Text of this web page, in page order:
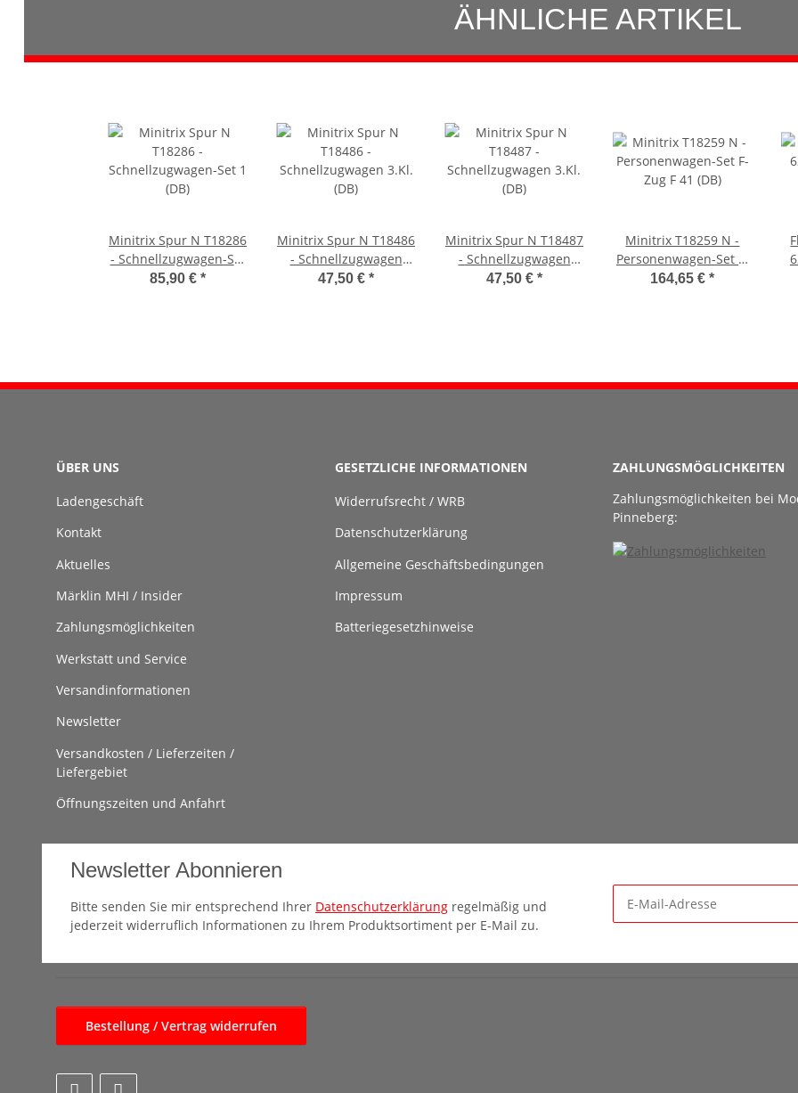
ÄHNLICHE ARTIKEL
Minitrix Spur N T18286
- Schnellzugwagen-Set
1 (DB)
85,90 €*
Minitrix Spur N T18486
- Schnellzugwagen
3.Kl. (DB)
47,50 €*
Minitrix Spur N T18487
- Schnellzugwagen
3.Kl. (DB)
47,50 € *
Minitrix T18259 N -
Personenwagen-Set F-
Zug F 41 (DB)
164,65 €*
ÜBER UNS
Ladengeschäft
Kontakt
Aktuelles
Märklin MHI / Insider
Zahlungsmöglichkeiten
Werkstatt und Service
Versandinformationen
Newsletter
Versandkosten / Lieferzeiten /
Liefergebiet
Öffnungszeiten und Anfahrt
GESETZLICHE INFORMATIONEN
Widerrufsrecht / WRB
Datenschutzerklärung
Allgemeine Geschäftsbedingungen
Impressum
Batteriegesetzhinweise
ZAHLUNGSMÖGLICHKEITEN
Zahlungsmöglichkeiten bei
Pinneberg:
Newsletter Abonnieren
Bitte senden Sie mir entsprechend Ihrer Datenschutzerklärung regelmäßig und
jederzeit widerruflich Informationen zu Ihrem Produktsortiment per E-Mail zu.
Bestellung / Vertrag widerrufen